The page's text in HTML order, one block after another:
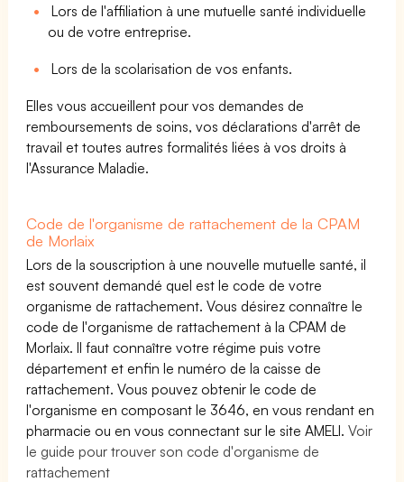
Lors de l'affiliation à une mutuelle santé individuelle
ou de votre entreprise.
Lors de la scolarisation de vos enfants.
Elles vous accueillent pour vos demandes de
remboursements de soins, vos déclarations d'arrêt de
travail et toutes autres formalités liées à vos droits à
l'Assurance Maladie.
Code de l'organisme de rattachement de la CPAM
de Morlaix
Lors de la souscription à une nouvelle mutuelle santé, il
est souvent demandé quel est le code de votre
organisme de rattachement. Vous désirez connaître le
code de l'organisme de rattachement à la CPAM de
Morlaix. Il faut connaître votre régime puis votre
département et enfin le numéro de la caisse de
rattachement. Vous pouvez obtenir le code de
l'organisme en composant le 3646, en vous rendant en
pharmacie ou en vous connectant sur le site AMELI.Voir
le guide pour trouver son code d'organisme de
rattachement